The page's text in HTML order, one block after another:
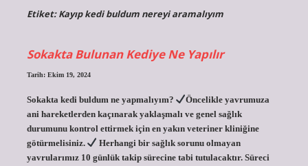
Etiket:Kayıp kedi buldum nereyi aramalıyım
Sokakta Bulunan Kediye Ne Yapılır
Tarih: Ekim 19, 2024
Sokakta kedi buldum ne yapmalıyım?
Öncelikle yavrumuza
ani hareketlerden kaçınarak yaklaşmalı ve genel sağlık
durumunu kontrol ettirmek için en yakın veteriner kliniğine
götürmelisiniz.
Herhangi bir sağlık sorunu olmayan
yavrularımız 10 günlük takip sürecine tabi tutulacaktır. Süreci